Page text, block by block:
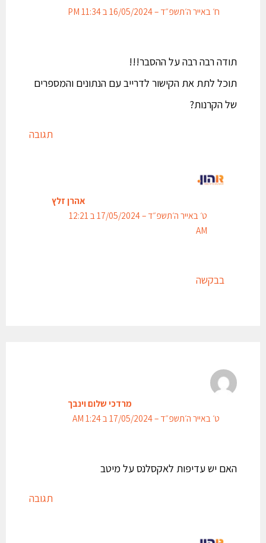
ח׳ באייר ה׳תשפ״ד – 16/05/2024 ב 11:34 PM
תודה רבה רבה על ההסבר!!!
תוכל לתת את הקישור לדרייב עם הנתונים והמספרים
של הקרנות?
תגובה
אהרן זלץ
ט׳ באייר ה׳תשפ״ד – 17/05/2024 ב 12:21
AM
בבקשה
מרדכי שלום וינבך
ט׳ באייר ה׳תשפ״ד – 17/05/2024 ב 1:24 AM
האם יש עדיפות לאקסלנס על מיטב
תגובה